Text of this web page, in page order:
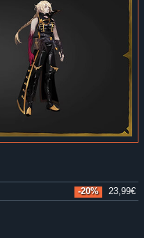
-20% 23,99€